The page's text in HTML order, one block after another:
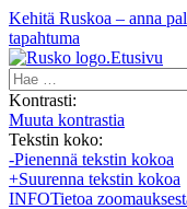
Kehitä Ruskoa – anna
tapahtuma
Etusivu
Hae:
Kontrasti:
Muuta kontrastia
Tekstin koko:
-Pienennä tekstin kokoa
+Suurenna tekstin kokoa
INFOTietoa